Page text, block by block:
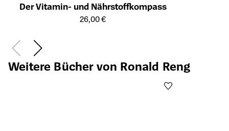
Der Vitamin- und Nährstoffkompass
Öffnet die Detailseite des Produkts
26,00 €
Weitere Bücher von Ronald Reng